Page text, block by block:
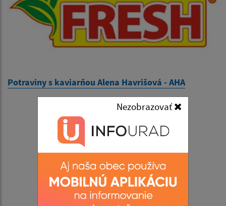
Nezobrazovať
Potraviny s kaviarňou Alena Havrišová - AHA